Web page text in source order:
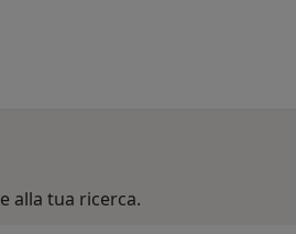
alla tua ricerca.